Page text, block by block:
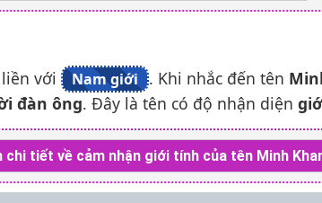
với Nam giới . Khi nhắc đến tên
đàn ông. Đây là tên có độ nhận diện
chi tiết về cảm nhận giới tính của tên Minh